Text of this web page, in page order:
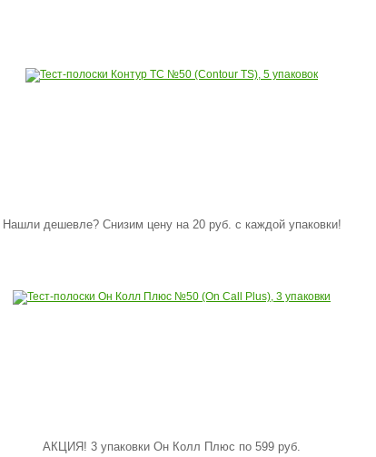
Нашли дешевле? Снизим цену на 20 руб. с каждой упаковки!
АКЦИЯ! 3 упаковки Он Колл Плюс по 599 руб.